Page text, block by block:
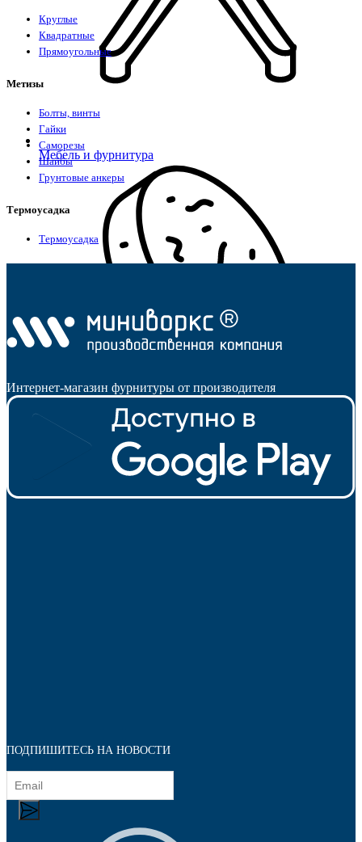
Мебель и фурнитура
Колпачки на болт/гайку
Круглые
Квадратные
Прямоугольные
Метизы
Болты, винты
Гайки
Саморезы
Шайбы
Грунтовые анкеры
Термоусадка
Термоусадка
Интернет-магазин фурнитуры от производителя
ПОДПИШИТЕСЬ НА НОВОСТИ